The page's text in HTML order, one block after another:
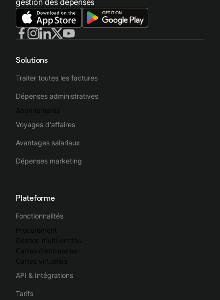
Solutions
Traiter toutes les factures
Dépenses administratives
Abonnements
Voyages d'affaires
Avantages salariaux
Dépenses marketing
Plateforme
Fonctionnalités
Procurement
Gestion multi-entités
Cartes d'entreprise
Cartes virtuelles
API & Intégrations
Tarifs